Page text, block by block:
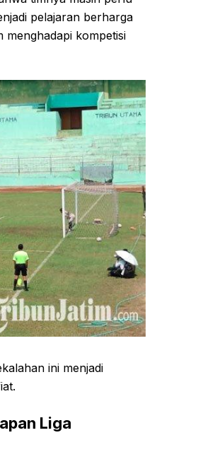
pelajaran berharga
menghadapi kompetisi
ini menjadi
Liga